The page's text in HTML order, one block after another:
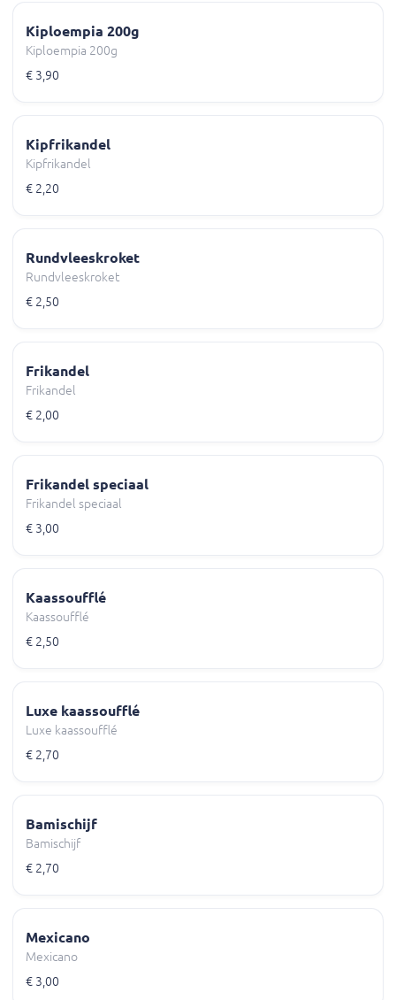
Kiploempia 200g
Kiploempia 200g
€ 3,90
Kipfrikandel
Kipfrikandel
€ 2,20
Rundvleeskroket
Rundvleeskroket
€ 2,50
Frikandel
Frikandel
€ 2,00
Frikandel speciaal
Frikandel speciaal
€ 3,00
Kaassoufflé
Kaassoufflé
€ 2,50
Luxe kaassoufflé
Luxe kaassoufflé
€ 2,70
Bamischijf
Bamischijf
€ 2,70
Mexicano
Mexicano
€ 3,00